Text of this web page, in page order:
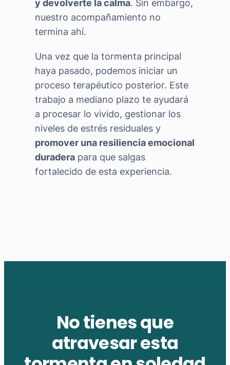
y devolverte la calma. Sin embargo,
nuestro acompañamiento no
termina ahí.
Una vez que la tormenta principal
haya pasado, podemos iniciar un
proceso terapéutico posterior. Este
trabajo a mediano plazo te ayudará
a procesar lo vivido, gestionar los
niveles de estrés residuales y
promover una resiliencia emocional
duradera para que salgas
fortalecido de esta experiencia.
No tienes que
atravesar esta